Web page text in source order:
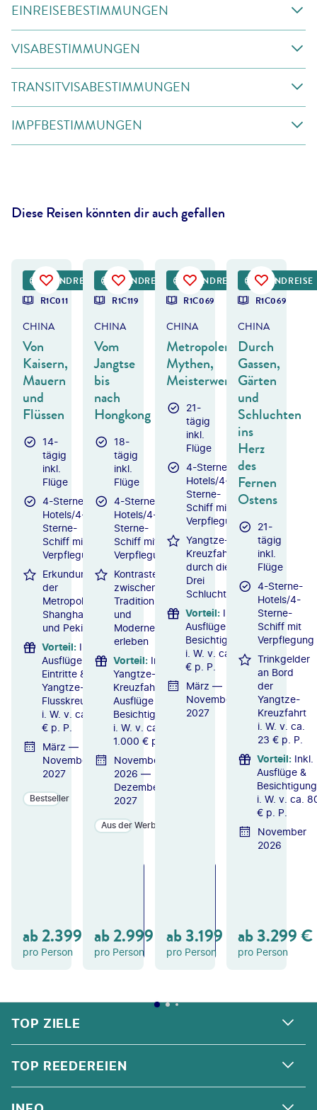
EINREISEBESTIMMUNGEN
VISABESTIMMUNGEN
TRANSITVISABESTIMMUNGEN
IMPFBESTIMMUNGEN
Diese Reisen könnten dir auch gefallen
RUNDREISE
R1C011
CHINA
Von
Kaisern,
Mauern
und
Flüssen
14-
tägig
inkl.
Flüge
4-Sterne-
Hotels/4-
Sterne-
Schiff mit
Verpflegung
Erkundung
der
Metropolen
Shanghai
und Peking
Vorteil: Inkl.
Ausflüge,
Eintritte &
Yangtze-
Flusskreuzfahrt
i. W. v. ca. 800
€ p. P.
März —
November
2027
Bestseller
ab2.399 €
pro Person
B
OT
RUNDREISE
R1C119
CHINA
Vom
Jangtse
bis
nach
Hongkong
18-
tägig
inkl.
Flüge
4-Sterne-
Hotels/4-
Sterne-
Schiff mit
Verpflegung
Kontraste
zwischen
Tradition
und
Moderne
erleben
Vorteil: Inkl.
Yangtze-
Kreuzfahrt,
Ausflüge &
Besichtigungen
i. W. v. ca.
1.000 € p. P.
November
2026 —
Dezember
2027
Aus der Werbung
ab2.999 €
pro Person
B
OT
RUNDREISE
R1C069
CHINA
Metropolen,
Mythen,
Meisterwerke
21-
tägig
inkl.
Flüge
4-Sterne-
Hotels/4-
Sterne-
Schiff mit
Verpflegung
Yangtze-
Kreuzfahrt
durch die
Drei
Schluchten
Vorteil: Inkl.
Ausflüge &
Besichtigungen
i. W. v. ca. 800
€ p. P.
März —
November
2027
ab3.199 €
pro Person
B
OT
RUNDREISE
R1C069
CHINA
Durch
Gassen,
Gärten
und
Schluchten
ins
Herz
des
Fernen
Ostens
21-
tägig
inkl.
Flüge
4-Sterne-
Hotels/4-
Sterne-
Schiff mit
Verpflegung
Trinkgelder
an Bord
der
Yangtze-
Kreuzfahrt
i. W. v. ca.
23 € p. P.
Vorteil: Inkl.
Ausflüge &
i. W. v. ca.
€ p. P.
November
2026
ab3.299€
pro Person
TOP ZIELE
ALPEN
ANDALUSIEN
TOP REEDEREIEN
COSTA KREUZFAHRTEN